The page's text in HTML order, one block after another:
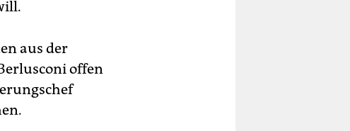
aus der
offen